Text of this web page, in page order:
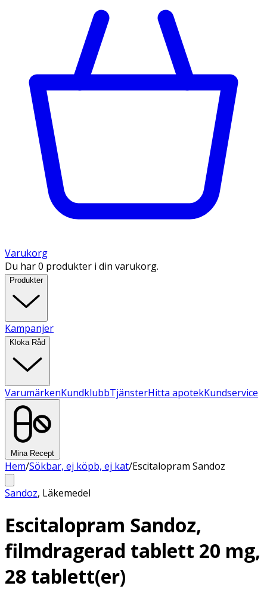
Varukorg
Du har 0 produkter i din varukorg.
Produkter
Kampanjer
Kloka Råd
VarumärkenKundklubbTjänsterHitta apotekKundservice
Mina Recept
Hem/Sökbar, ej köpb, ej kat/Escitalopram Sandoz
Sandoz, Läkemedel
Escitalopram Sandoz,
filmdragerad tablett 20 mg,
28 tablett(er)